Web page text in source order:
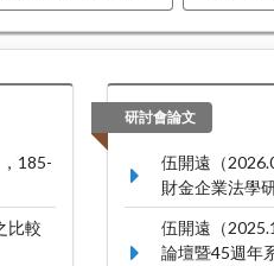
，185-
比較
研討會論文
伍開遠（
財金企業法學
伍開遠（
論壇暨45週年